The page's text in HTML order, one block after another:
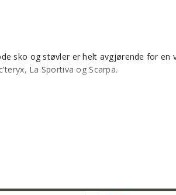
sko og støvler er helt avgjørende for en
La Sportiva og Scarpa.
er særdeles nøye i utvelgesesprosessen